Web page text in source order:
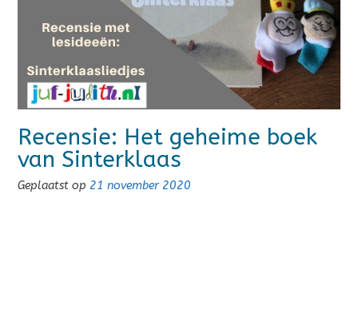
Recensie: Het geheime boek
van Sinterklaas
Geplaatst op 21 november 2020